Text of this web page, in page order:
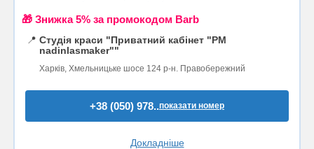
🎁 Знижка 5% за промокодом Barb
📍 Студія краси "Приватний кабінет "PM
nadinlasmaker""
Харків, Хмельницьке шосе 124 р-н. Правобережний
+38 (050) 978..показати номер
Докладніше